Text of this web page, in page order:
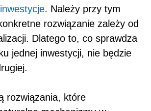
inwestycje. Należy przy tym
rozwiązanie zależy od
Dlatego to, co sprawdza
jednej inwestycji, nie będzie
rozwiązania, które